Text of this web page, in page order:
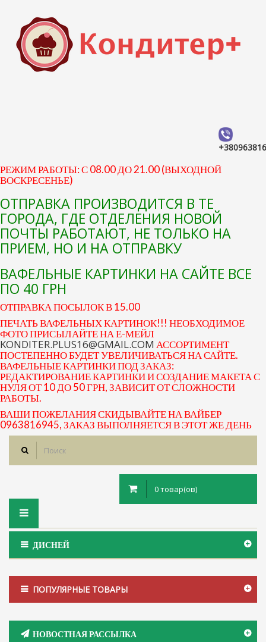
РЕЖИМ РАБОТЫ: С 08.00 ДО 21.00 (ВЫХОДНОЙ
ВОСКРЕСЕНЬЕ)
ОТПРАВКА ПРОИЗВОДИТСЯ В ТЕ
ГОРОДА, ГДЕ ОТДЕЛЕНИЯ НОВОЙ
ПОЧТЫ РАБОТАЮТ, НЕ ТОЛЬКО НА
ПРИЕМ, НО И НА ОТПРАВКУ
ВАФЕЛЬНЫЕ КАРТИНКИ НА САЙТЕ ВСЕ
ПО 40 ГРН
ОТПРАВКА ПОСЫЛОК В 15.00
ПЕЧАТЬ ВАФЕЛЬНЫХ КАРТИНОК!!! НЕОБХОДИМОЕ
ФОТО ПРИСЫЛАЙТЕ НА Е-МЕЙЛ
KONDITER.PLUS16@GMAIL.COM АССОРТИМЕНТ
ПОСТЕПЕННО БУДЕТ УВЕЛИЧИВАТЬСЯ НА САЙТЕ.
ВАФЕЛЬНЫЕ КАРТИНКИ ПОД ЗАКАЗ:
РЕДАКТИРОВАНИЕ КАРТИНКИ И СОЗДАНИЕ МАКЕТА С
НУЛЯ ОТ 10 ДО 50 ГРН, ЗАВИСИТ ОТ СЛОЖНОСТИ
РАБОТЫ.
ВАШИ ПОЖЕЛАНИЯ СКИДЫВАЙТЕ НА ВАЙБЕР
0963816945, ЗАКАЗ ВЫПОЛНЯЕТСЯ В ЭТОТ ЖЕ ДЕНЬ
0 товар(ов)
Toggle
ДИСНЕЙ
ПОПУЛЯРНЫЕ ТОВАРЫ
НОВОСТНАЯ РАССЫЛКА